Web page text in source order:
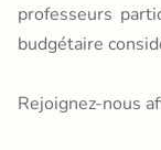
professeurs
budgétaire
Rejoignez-nous